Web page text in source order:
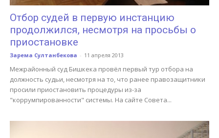
Отбор судей в первую инстанцию
продолжился, несмотря на просьбы о
приостановке
Зарема Султанбекова - 11 апреля 2013
Межрайонный суд Бишкека провёл первый тур отбора на
должность судьи, несмотря на то, что ранее правозащитники
просили приостановить процедуры из-за
"коррумпированности" системы. На сайте Совета...